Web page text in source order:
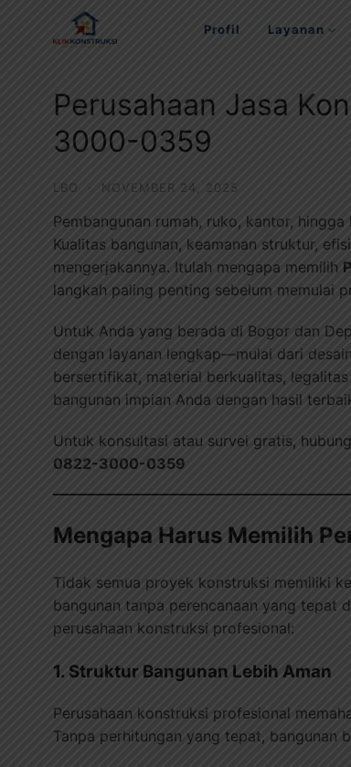
Profil Layanan
Perusahaan Jasa
3000-0359
LBO · NOVEMBER 24, 2025
Pembangunan rumah, ruko, kantor,
Kualitas bangunan, keamanan struktur,
mengerjakannya. Itulah mengapa memilih
langkah paling penting sebelum memulai
Untuk Anda yang berada di Bogor dan
dengan layanan lengkap—mulai dari
bersertifikat, material berkualitas,
bangunan impian Anda dengan hasil
Untuk konsultasi atau survei gratis,
0822-3000-0359
Mengapa Harus Memilih
Tidak semua proyek konstruksi memiliki
bangunan tanpa perencanaan yang tepat
perusahaan konstruksi profesional:
1. Struktur Bangunan Lebih Aman
Perusahaan konstruksi profesional
Tanpa perhitungan yang tepat, bangunan